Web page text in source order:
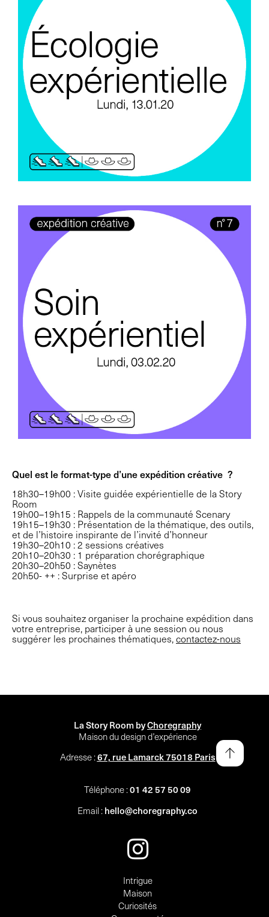
Quel est le format-type d’une expédition créative ?
18h30–19h00 : Visite guidée expérientielle de la Story
Room
19h00–19h15 : Rappels de la communauté Scenary
19h15–19h30 : Présentation de la thématique, des outils,
et de l’histoire inspirante de l’invité d’honneur
19h30–20h10 : 2 sessions créatives
20h10–20h30 : 1 préparation chorégraphique
20h30–20h50 : Saynètes
20h50- ++ : Surprise et apéro
Si vous souhaitez organiser la prochaine expédition dans
votre entreprise, participer à une session ou nous
suggérer les prochaines thématiques,contactez-nous
La Story Room byChoregraphy
Maison du design d’expérience
Adresse :67, rue Lamarck 75018 Paris
Téléphone :01 42 57 50 09
Email : hello@choregraphy.co
Intrigue
Maison
Curiosités